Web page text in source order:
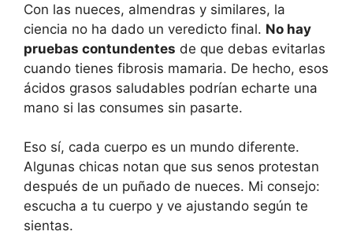
Con las nueces, almendras y similares, la
ciencia no ha dado un veredicto final. No hay
pruebas contundentes de que debas evitarlas
cuando tienes fibrosis mamaria. De hecho, esos
ácidos grasos saludables podrían echarte una
mano si las consumes sin pasarte.
Eso sí, cada cuerpo es un mundo diferente.
Algunas chicas notan que sus senos protestan
después de un puñado de nueces. Mi consejo:
escucha a tu cuerpo y ve ajustando según te
sientas.